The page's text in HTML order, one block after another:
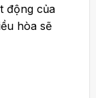
động của
hòa sẽ